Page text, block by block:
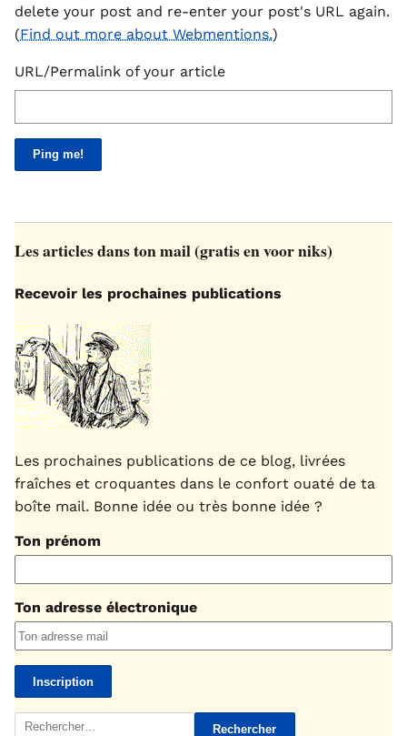
delete your post and re-enter your post's URL again.
(Find out more about Webmentions.)
URL/Permalink of your article
Les articles dans ton mail (gratis en voor niks)
Recevoir les prochaines publications
Les prochaines publications de ce blog, livrées
fraîches et croquantes dans le confort ouaté de ta
boîte mail. Bonne idée ou très bonne idée ?
Ton prénom
Ton adresse électronique
Rechercher :